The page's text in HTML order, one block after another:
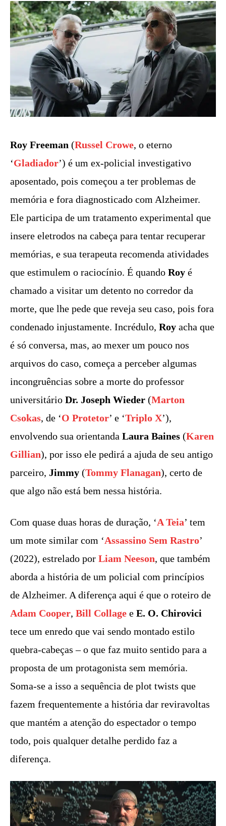
Roy Freeman (Russel Crowe, o eterno
‘Gladiador’) é um ex-policial investigativo
aposentado, pois começou a ter problemas de
memória e fora diagnosticado com Alzheimer.
Ele participa de um tratamento experimental que
insere eletrodos na cabeça para tentar recuperar
memórias, e sua terapeuta recomenda atividades
que estimulem o raciocínio. É quando Roy é
chamado a visitar um detento no corredor da
morte, que lhe pede que reveja seu caso, pois fora
condenado injustamente. Incrédulo, Roy acha que
é só conversa, mas, ao mexer um pouco nos
arquivos do caso, começa a perceber algumas
incongruências sobre a morte do professor
universitário Dr. Joseph Wieder (Marton
Csokas, de ‘O Protetor’ e ‘Triplo X’),
envolvendo sua orientanda Laura Baines (Karen
Gillian), por isso ele pedirá a ajuda de seu antigo
parceiro, Jimmy (Tommy Flanagan), certo de
que algo não está bem nessa história.
Com quase duas horas de duração, ‘A Teia’ tem
um mote similar com ‘Assassino Sem Rastro’
(2022), estrelado por Liam Neeson, que também
aborda a história de um policial com princípios
de Alzheimer. A diferença aqui é que o roteiro de
Adam Cooper, Bill Collage e E. O. Chirovici
tece um enredo que vai sendo montado estilo
quebra-cabeças – o que faz muito sentido para a
proposta de um protagonista sem memória.
Soma-se a isso a sequência de plot twists que
fazem frequentemente a história dar reviravoltas
que mantém a atenção do espectador o tempo
todo, pois qualquer detalhe perdido faz a
diferença.